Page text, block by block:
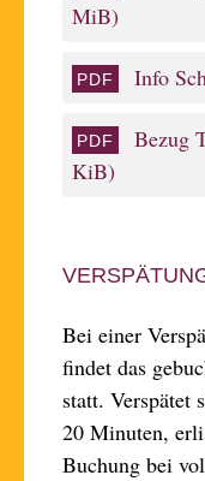
MiB)
Info
Bezug
KiB)
Bei einer
fin­det das
statt. Ver­spätet
20 Mi­nuten,
Buchung bei